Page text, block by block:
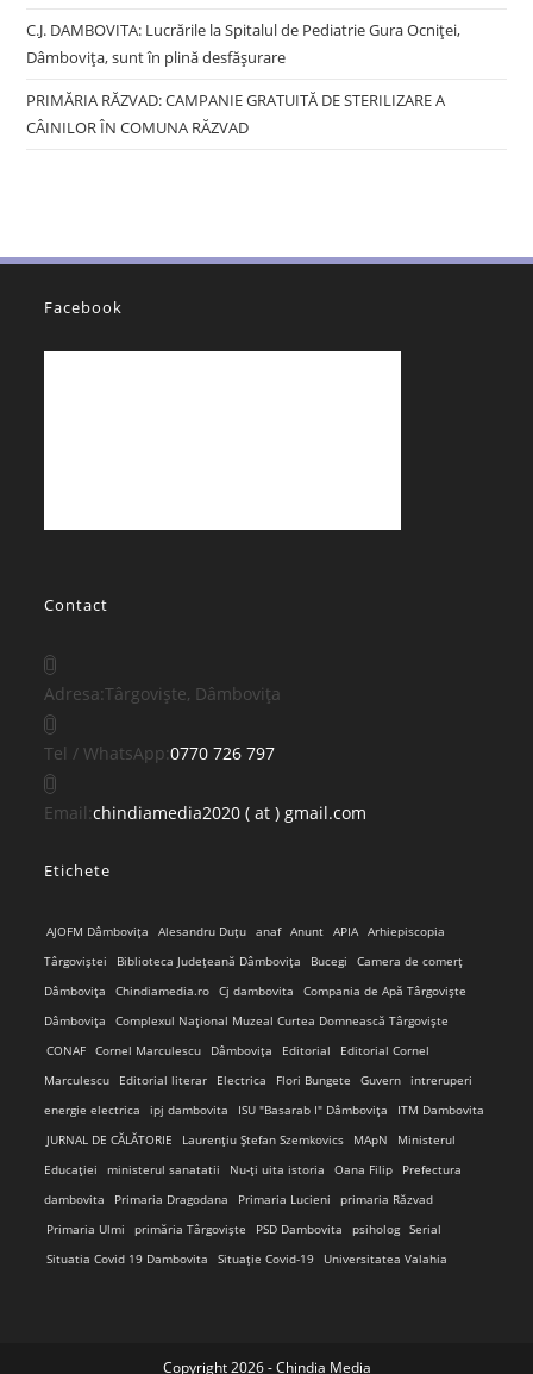
C.J. DAMBOVITA: Lucrările la Spitalul de Pediatrie Gura Ocniței,
Dâmbovița, sunt în plină desfășurare
PRIMĂRIA RĂZVAD: CAMPANIE GRATUITĂ DE STERILIZARE A
CÂINILOR ÎN COMUNA RĂZVAD
Facebook
Contact
Adresa:Târgoviște, Dâmbovița
Tel / WhatsApp:0770 726 797Opens
your
Email:chindiamedia2020 ( at ) gmail.com
Etichete
AJOFM Dâmbovița Alesandru Duțu anaf Anunt APIA Arhiepiscopia
Târgoviștei
Biblioteca Județeană Dâmbovița Bucegi
Camera de comerț
Dâmbovița
Chindiamedia.ro Cj dambovita
Compania de Apă Târgoviște
Dâmbovița
Complexul Național Muzeal Curtea Domnească Târgoviște
CONAF
Cornel Marculescu Dâmbovița Editorial
Editorial Cornel
Marculescu
Editorial literar Electrica Flori Bungete Guvern
intreruperi
energie electrica
ipj dambovita ISU "Basarab I" Dâmbovița
ITM Dambovita
JURNAL DE CĂLĂTORIE
Laurențiu Ștefan Szemkovics MApN
Ministerul
Educației
ministerul sanatatii Nu-ți uita istoria Oana Filip
Prefectura
dambovita
Primaria Dragodana Primaria Lucieni
primaria Răzvad
Primaria Ulmi
primăria Târgoviște PSD Dambovita psiholog Serial
Situatia Covid 19 Dambovita
Situație Covid-19 Universitatea Valahia
Copyright 2026 - Chindia Media